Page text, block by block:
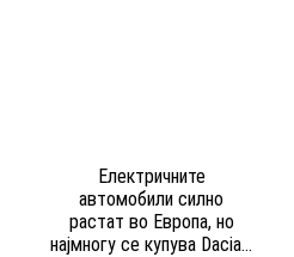
Електричните
автомобили силно
растат во Европа, но
најмногу се купува Dacia...